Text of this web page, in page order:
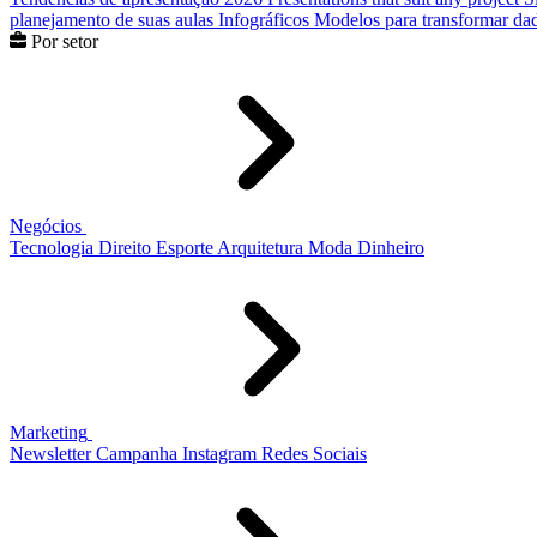
planejamento de suas aulas Infográficos Modelos para transformar
Por setor
Negócios
Tecnologia Direito Esporte Arquitetura Moda Dinheiro
Marketing
Newsletter Campanha Instagram Redes Sociais